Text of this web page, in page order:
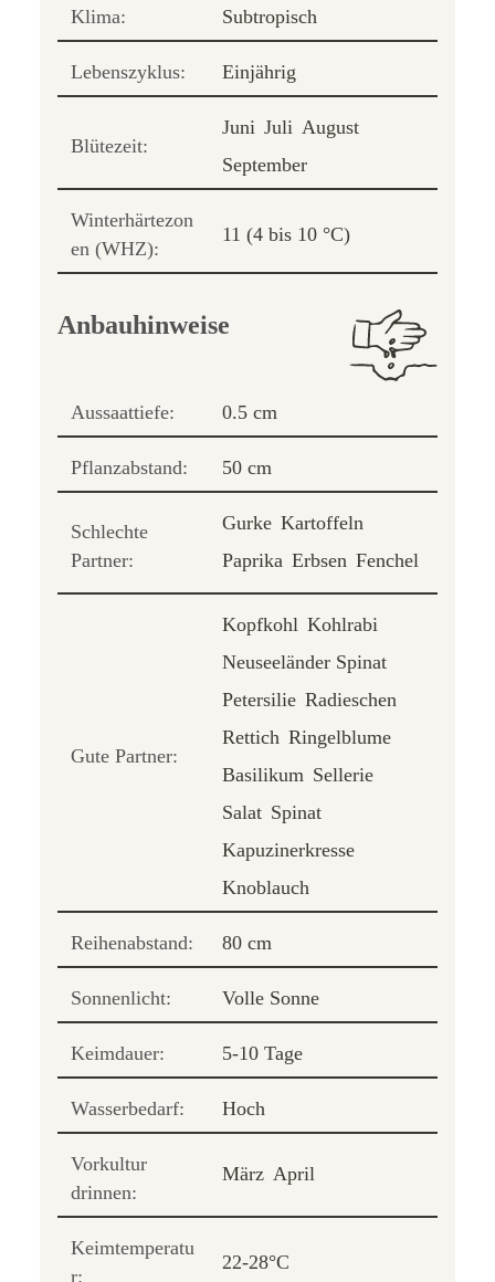
Klima: Subtropisch
Lebenszyklus: Einjährig
Blütezeit:
Juni Juli August
September
Winterhärtezon
en (WHZ):
11 (4 bis 10 °C)
Anbauhinweise
Aussaattiefe: 0.5 cm
Pflanzabstand: 50 cm
Schlechte
Partner:
Gurke Kartoffeln
Paprika Erbsen Fenchel
Gute Partner:
Kopfkohl Kohlrabi
Neuseeländer Spinat
Petersilie Radieschen
Rettich Ringelblume
Basilikum Sellerie
Salat Spinat
Kapuzinerkresse
Knoblauch
Reihenabstand: 80 cm
Sonnenlicht: Volle Sonne
Keimdauer: 5-10 Tage
Wasserbedarf: Hoch
Vorkultur
drinnen:
März April
Keimtemperatu
r:
22-28°C